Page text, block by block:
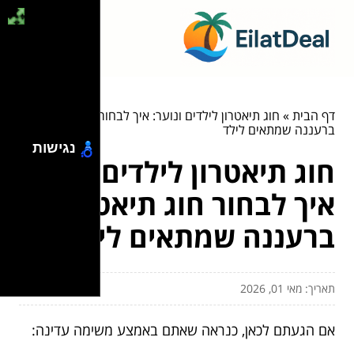
דף הבית» חוג תיאטרון לילדים ונוער: איך לבחור חוג תיאטרון
ברעננה שמתאים לילד
חוג תיאטרון לילדים ונוער:
איך לבחור חוג תיאטרון
ברעננה שמתאים לילד
תאריך: מאי 01, 2026
אם הגעתם לכאן, כנראה שאתם באמצע משימה עדינה:
נגישות